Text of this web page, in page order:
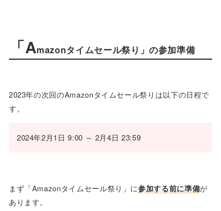
「Amazonタイムセール祭り」の参加準備
2023年の次回のAmazonタイムセール祭りは以下の日程で
す。
2024年2月1日 9:00 ～ 2月4日 23:59
まず「Amazonタイムセール祭り」に参加する前に準備が
あります。